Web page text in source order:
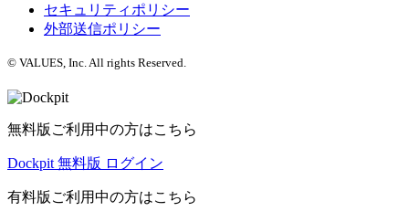
セキュリティポリシー
外部送信ポリシー
© VALUES, Inc. All rights Reserved.
無料版ご利用中の方はこちら
Dockpit 無料版 ログイン
有料版ご利用中の方はこちら